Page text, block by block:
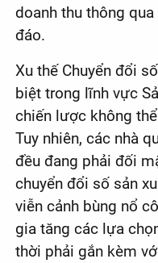
doanh thu thông
đáo.
Xu thế Chuyển đổi
biệt trong lĩnh vực
chiến lược không
Tuy nhiên, các nhà
đều đang phải đối
chuyển đổi số sản
viễn cảnh bùng nổ
gia tăng các lựa
thời phải gắn kèm